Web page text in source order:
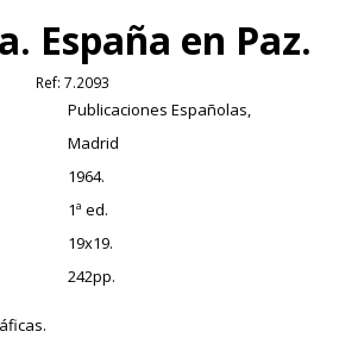
España en Paz.
Ref: 7.2093
Publicaciones Españolas,
Madrid
1964.
1ª ed.
19x19.
242pp.